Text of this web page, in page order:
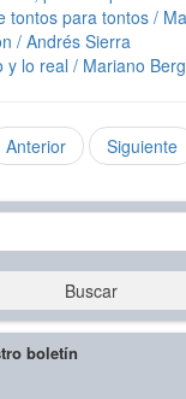
tontos para tontos /
/ Andrés Sierra
y lo real / Mariano
Anterior Siguiente
Buscar
boletín